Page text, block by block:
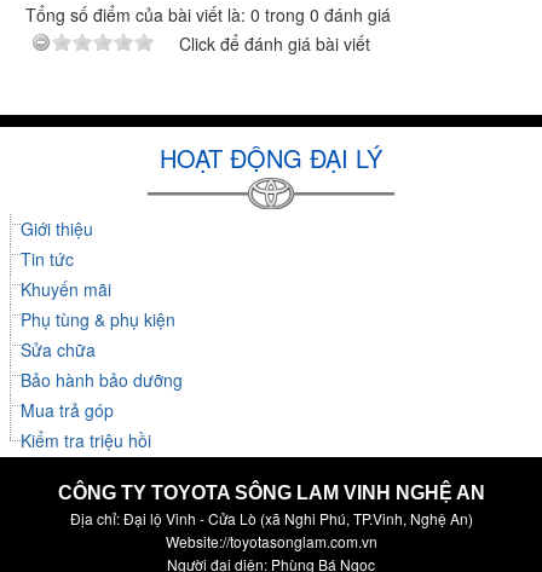
Tổng số điểm của bài viết là: 0 trong 0 đánh giá
Click để đánh giá bài viết
HOẠT ĐỘNG ĐẠI LÝ
Giới thiệu
Tin tức
Khuyến mãi
Phụ tùng & phụ kiện
Sửa chữa
Bảo hành bảo dưỡng
Mua trả góp
Kiểm tra triệu hồi
CÔNG TY TOYOTA SÔNG LAM VINH NGHỆ AN
Địa chỉ: Đại lộ Vinh - Cửa Lò (xã Nghi Phú, TP.Vinh, Nghệ An)
Website://toyotasonglam.com.vn
Người đại diện: Phùng Bá Ngọc